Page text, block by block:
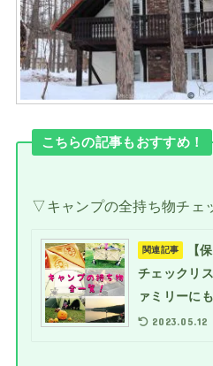
こちらの記事もおすすめ！
▽キャンプの全持ち物チェ
関連記事
【
チェックリ
ァミリーにも
2023.05.12